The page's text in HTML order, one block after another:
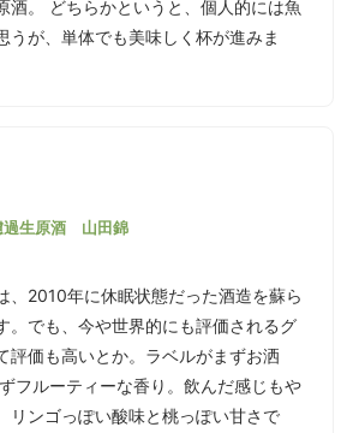
酒。 どちらかというと、個人的には魚
うが、単体でも美味しく杯が進みま
過生原酒 山田錦
、2010年に休眠状態だった酒造を蘇ら
。でも、今や世界的にも評価されるグ
評価も高いとか。ラベルがまずお洒
フルーティーな香り。飲んだ感じもや
リンゴっぽい酸味と桃っぽい甘さで